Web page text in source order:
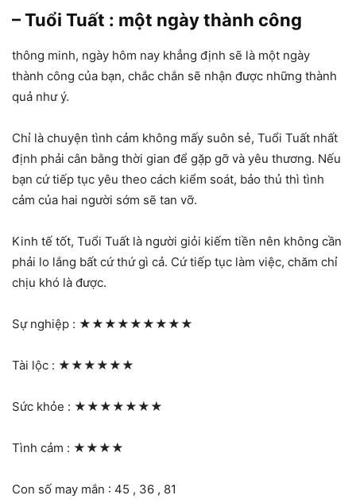
– Tuổi Tuất : một ngày thành công
thông minh, ngày hôm nay khẳng định sẽ là một ngày
thành công của bạn, chắc chắn sẽ nhận được những thành
quả như ý.
Chỉ là chuyện tình cảm không mấy suôn sẻ, Tuổi Tuất nhất
định phải cân bằng thời gian để gặp gỡ và yêu thương. Nếu
bạn cứ tiếp tục yêu theo cách kiểm soát, bảo thủ thì tình
cảm của hai người sớm sẽ tan vỡ.
Kinh tế tốt, Tuổi Tuất là người giỏi kiếm tiền nên không cần
phải lo lắng bất cứ thứ gì cả. Cứ tiếp tục làm việc, chăm chỉ
chịu khó là được.
Sự nghiệp : ★★★★★★★★★
Tài lộc : ★★★★★★
Sức khỏe : ★★★★★★★
Tình cảm : ★★★★
Con số may mắn : 45 , 36 , 81